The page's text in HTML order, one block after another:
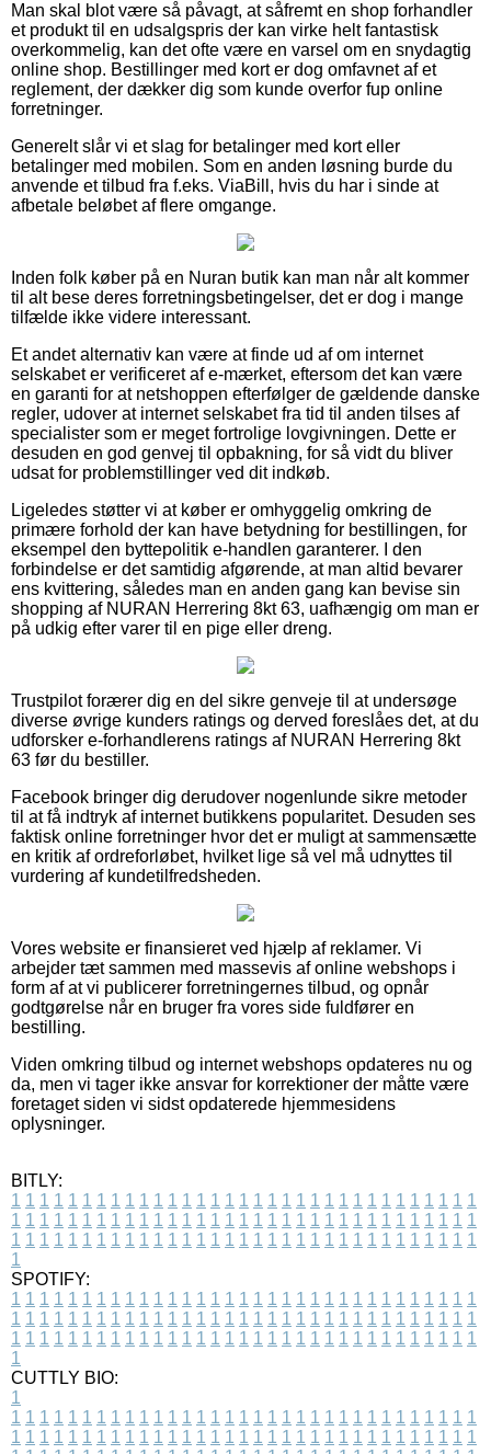
Man skal blot være så påvagt, at såfremt en shop forhandler
et produkt til en udsalgspris der kan virke helt fantastisk
overkommelig, kan det ofte være en varsel om en snydagtig
online shop. Bestillinger med kort er dog omfavnet af et
reglement, der dækker dig som kunde overfor fup online
forretninger.
Generelt slår vi et slag for betalinger med kort eller
betalinger med mobilen. Som en anden løsning burde du
anvende et tilbud fra f.eks. ViaBill, hvis du har i sinde at
afbetale beløbet af flere omgange.
Inden folk køber på en Nuran butik kan man når alt kommer
til alt bese deres forretningsbetingelser, det er dog i mange
tilfælde ikke videre interessant.
Et andet alternativ kan være at finde ud af om internet
selskabet er verificeret af e-mærket, eftersom det kan være
en garanti for at netshoppen efterfølger de gældende danske
regler, udover at internet selskabet fra tid til anden tilses af
specialister som er meget fortrolige lovgivningen. Dette er
desuden en god genvej til opbakning, for så vidt du bliver
udsat for problemstillinger ved dit indkøb.
Ligeledes støtter vi at køber er omhyggelig omkring de
primære forhold der kan have betydning for bestillingen, for
eksempel den byttepolitik e-handlen garanterer. I den
forbindelse er det samtidig afgørende, at man altid bevarer
ens kvittering, således man en anden gang kan bevise sin
shopping af NURAN Herrering 8kt 63, uafhængig om man er
på udkig efter varer til en pige eller dreng.
Trustpilot forærer dig en del sikre genveje til at undersøge
diverse øvrige kunders ratings og derved foreslåes det, at du
udforsker e-forhandlerens ratings af NURAN Herrering 8kt
63 før du bestiller.
Facebook bringer dig derudover nogenlunde sikre metoder
til at få indtryk af internet butikkens popularitet. Desuden ses
faktisk online forretninger hvor det er muligt at sammensætte
en kritik af ordreforløbet, hvilket lige så vel må udnyttes til
vurdering af kundetilfredsheden.
Vores website er finansieret ved hjælp af reklamer. Vi
arbejder tæt sammen med massevis af online webshops i
form af at vi publicerer forretningernes tilbud, og opnår
godtgørelse når en bruger fra vores side fuldfører en
bestilling.
Viden omkring tilbud og internet webshops opdateres nu og
da, men vi tager ikke ansvar for korrektioner der måtte være
foretaget siden vi sidst opdaterede hjemmesidens
oplysninger.
BITLY:
1 1 1 1 1 1 1 1 1 1 1 1 1 1 1 1 1 1 1 1 1 1 1 1 1 1 1 1 1 1 1 1 1
1 1 1 1 1 1 1 1 1 1 1 1 1 1 1 1 1 1 1 1 1 1 1 1 1 1 1 1 1 1 1 1 1
1 1 1 1 1 1 1 1 1 1 1 1 1 1 1 1 1 1 1 1 1 1 1 1 1 1 1 1 1 1 1 1 1
1
SPOTIFY:
1 1 1 1 1 1 1 1 1 1 1 1 1 1 1 1 1 1 1 1 1 1 1 1 1 1 1 1 1 1 1 1 1
1 1 1 1 1 1 1 1 1 1 1 1 1 1 1 1 1 1 1 1 1 1 1 1 1 1 1 1 1 1 1 1 1
1 1 1 1 1 1 1 1 1 1 1 1 1 1 1 1 1 1 1 1 1 1 1 1 1 1 1 1 1 1 1 1 1
1
CUTTLY BIO:
1
1 1 1 1 1 1 1 1 1 1 1 1 1 1 1 1 1 1 1 1 1 1 1 1 1 1 1 1 1 1 1 1 1
1 1 1 1 1 1 1 1 1 1 1 1 1 1 1 1 1 1 1 1 1 1 1 1 1 1 1 1 1 1 1 1 1